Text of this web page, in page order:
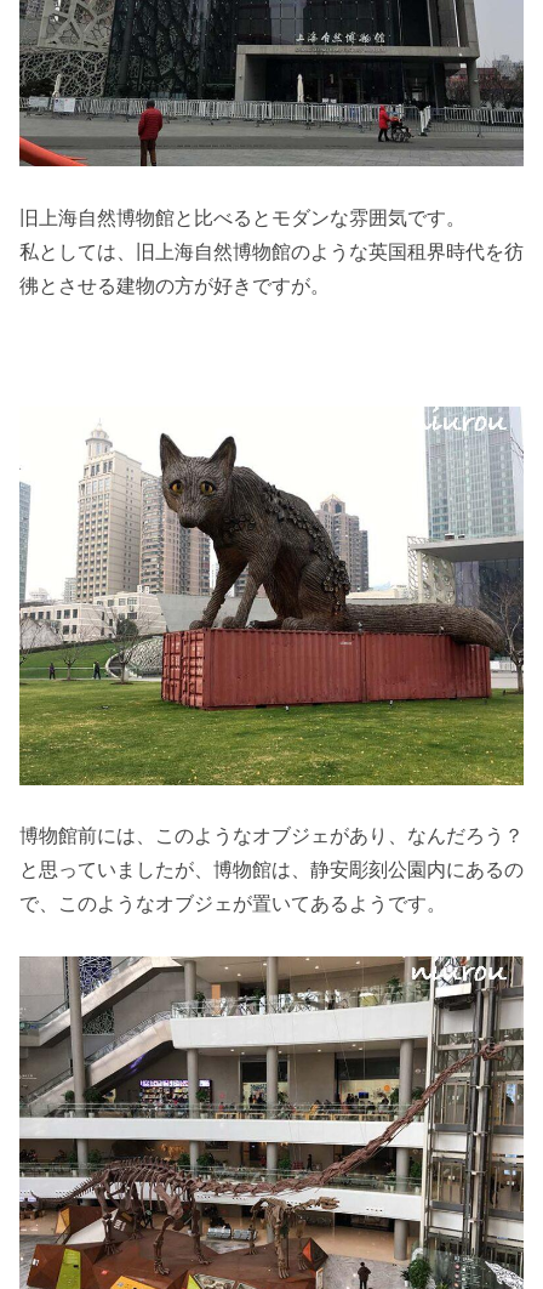
旧上海自然博物館と比べるとモダンな雰囲気です。
私としては、旧上海自然博物館のような英国租界時代を彷
彿とさせる建物の方が好きですが。
博物館前には、このようなオブジェがあり、なんだろう？
と思っていましたが、博物館は、静安彫刻公園内にあるの
で、このようなオブジェが置いてあるようです。